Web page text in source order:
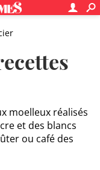
moelleux réalisés
et des blancs
ou café des